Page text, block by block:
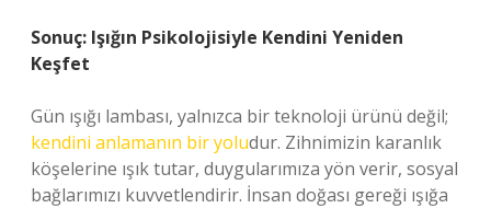
Sonuç: Işığın Psikolojisiyle Kendini Yeniden
Keşfet
Gün ışığı lambası, yalnızca bir teknoloji ürünü değil;
kendini anlamanın bir yoludur. Zihnimizin karanlık
köşelerine ışık tutar, duygularımıza yön verir, sosyal
bağlarımızı kuvvetlendirir. İnsan doğası gereği ışığa